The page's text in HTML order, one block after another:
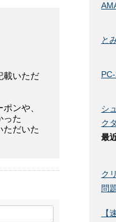
載いただ
ンや、
った
ただいた
と
シ
ク
最
ク
問
【